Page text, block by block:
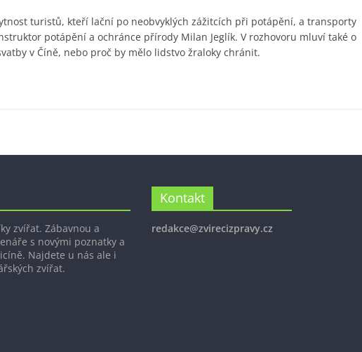
turistů, kteří lační po neobvyklých zážitcích při potápění, a transporty
potápění a ochránce přírody Milan Jeglík. V rozhovoru mluví také o
v Číně, nebo proč by mělo lidstvo žraloky chránit.
zvířat. Zábavnou a
s novými poznatky a
Najdete u nás ale i
zvířat.
Kontakt
redakce@zvirecizpravy.cz